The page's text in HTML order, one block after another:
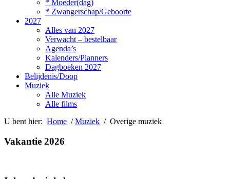
* Moeder(dag)
* Zwangerschap/Geboorte
2027
Alles van 2027
Verwacht – bestelbaar
Agenda’s
Kalenders/Planners
Dagboeken 2027
Belijdenis/Doop
Muziek
Alle Muziek
Alle films
U bent hier: Home /Muziek / Overige muziek
Vakantie 2026